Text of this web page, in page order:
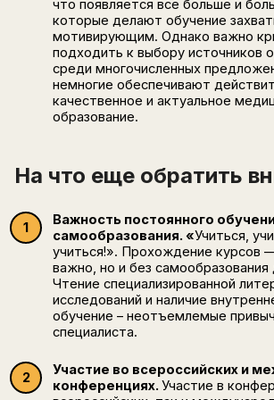
что появляется все больше и
которые делают обучение
мотивирующим. Однако важно
подходить к выбору источников
среди многочисленных
немногие обеспечивают
качественное и актуальное
образование.
На что еще обратить
Важность постоянного
самообразования. «Учиться,
учиться!». Прохождение курсов
важно, но и без самообразования
Чтение специализированной
исследований и наличие
обучение – неотъемлемые
специалиста.
Участие во всероссийских и
конференциях. Участие в